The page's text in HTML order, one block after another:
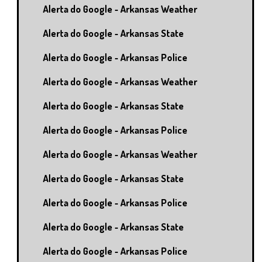
Alerta do Google - Arkansas Weather
Alerta do Google - Arkansas State
Alerta do Google - Arkansas Police
Alerta do Google - Arkansas Weather
Alerta do Google - Arkansas State
Alerta do Google - Arkansas Police
Alerta do Google - Arkansas Weather
Alerta do Google - Arkansas State
Alerta do Google - Arkansas Police
Alerta do Google - Arkansas State
Alerta do Google - Arkansas Police